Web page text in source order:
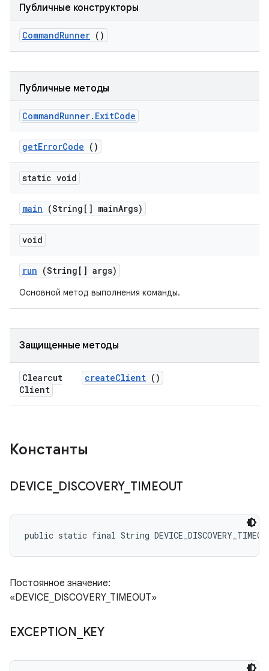
Публичные конструкторы
CommandRunner ()
Публичные методы
CommandRunner. ExitCode
getErrorCode ()
static void
main (String[] mainArgs)
void
run (String[] args)
Основной метод выполнения команды.
Защищенные методы
Clearcut
Client
createClient ()
Константы
DEVICE DISCOVERY_ TIMEOUT
public static final String
Постоянное значение:
«DEVICE_DISCOVERY_TIMEOUT»
EXCEPTION KEY